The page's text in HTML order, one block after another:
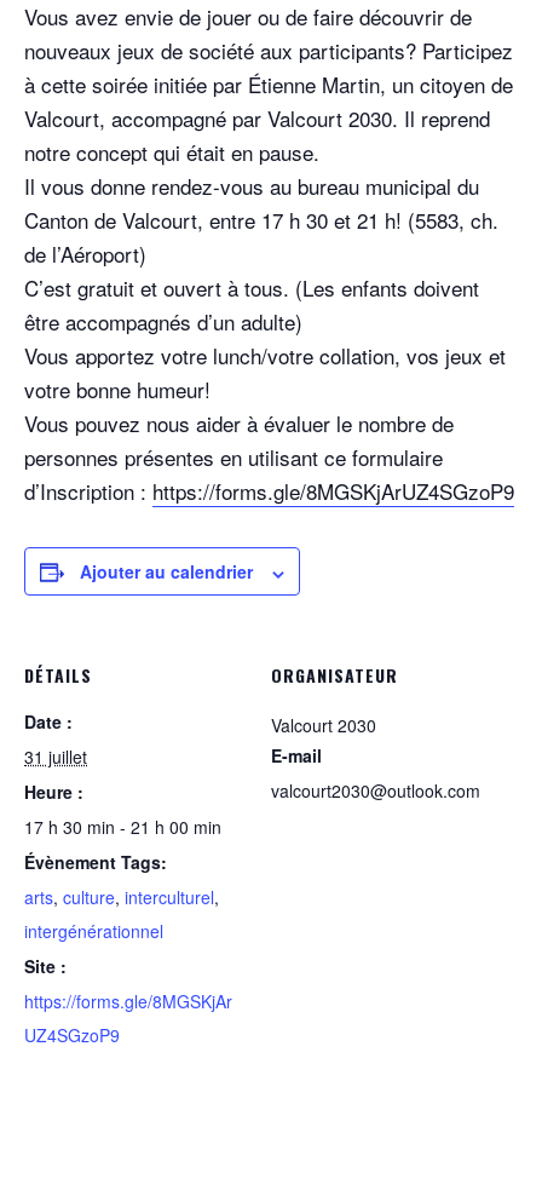
Vous avez envie de jouer ou de faire découvrir de
nouveaux jeux de société aux participants? Participez
à cette soirée initiée par Étienne Martin, un citoyen de
Valcourt, accompagné par Valcourt 2030. Il reprend
notre concept qui était en pause.
Il vous donne rendez-vous au bureau municipal du
Canton de Valcourt, entre 17 h 30 et 21 h! (5583, ch.
de l’Aéroport)
C’est gratuit et ouvert à tous. (Les enfants doivent
être accompagnés d’un adulte)
Vous apportez votre lunch/votre collation, vos jeux et
votre bonne humeur!
Vous pouvez nous aider à évaluer le nombre de
personnes présentes en utilisant ce formulaire
d’Inscription : https://forms.gle/8MGSKjArUZ4SGzoP9
Ajouter au calendrier
DÉTAILS
Date :
31 juillet
Heure :
17 h 30 min - 21 h 00 min
Évènement Tags:
arts, culture, interculturel,
intergénérationnel
Site :
https://forms.gle/8MGSKjAr
UZ4SGzoP9
ORGANISATEUR
Valcourt 2030
E-mail
valcourt2030@outlook.com